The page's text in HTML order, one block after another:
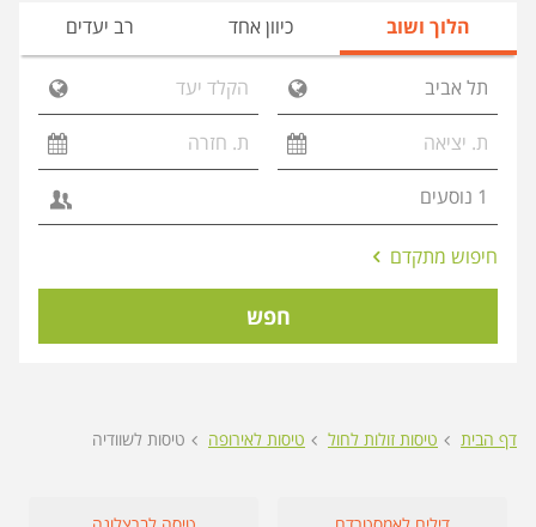
הלוך ושוב כיוון אחד רב יעדים
חפש
חיפוש מתקדם אפשרויות
דף הבית טיסות זולות לחול טיסות לאירופה טיסות לשוודיה